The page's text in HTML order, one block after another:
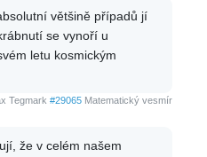
většině případů jí
se vynoří u
letu kosmickým
Tegmark #29065Matematický vesmír
že v celém našem